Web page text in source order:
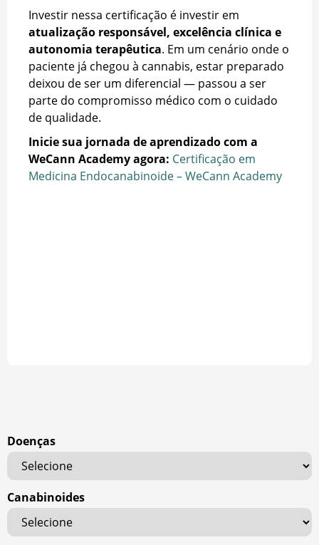
Investir nessa certificação é investir em
atualização responsável, excelência clínica e
autonomia terapêutica. Em um cenário onde o
paciente já chegou à cannabis, estar preparado
deixou de ser um diferencial — passou a ser
parte do compromisso médico com o cuidado
de qualidade.
Inicie sua jornada de aprendizado com a
WeCann Academy agora: Certificação em
Medicina Endocanabinoide – WeCann Academy
Doenças
Canabinoides